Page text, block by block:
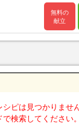
無料の
献立
ピは見つかりませ
検索してください。